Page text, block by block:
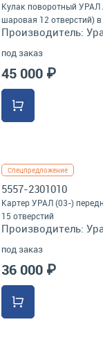
Кулак поворотный УРАЛ
шаровая 12 отверстий) в
Производитель:
под заказ
45 000 ₽
Спецпредложение
5557-2301010
Картер УРАЛ (03-)
15 отверстий
Производитель:
под заказ
36 000 ₽